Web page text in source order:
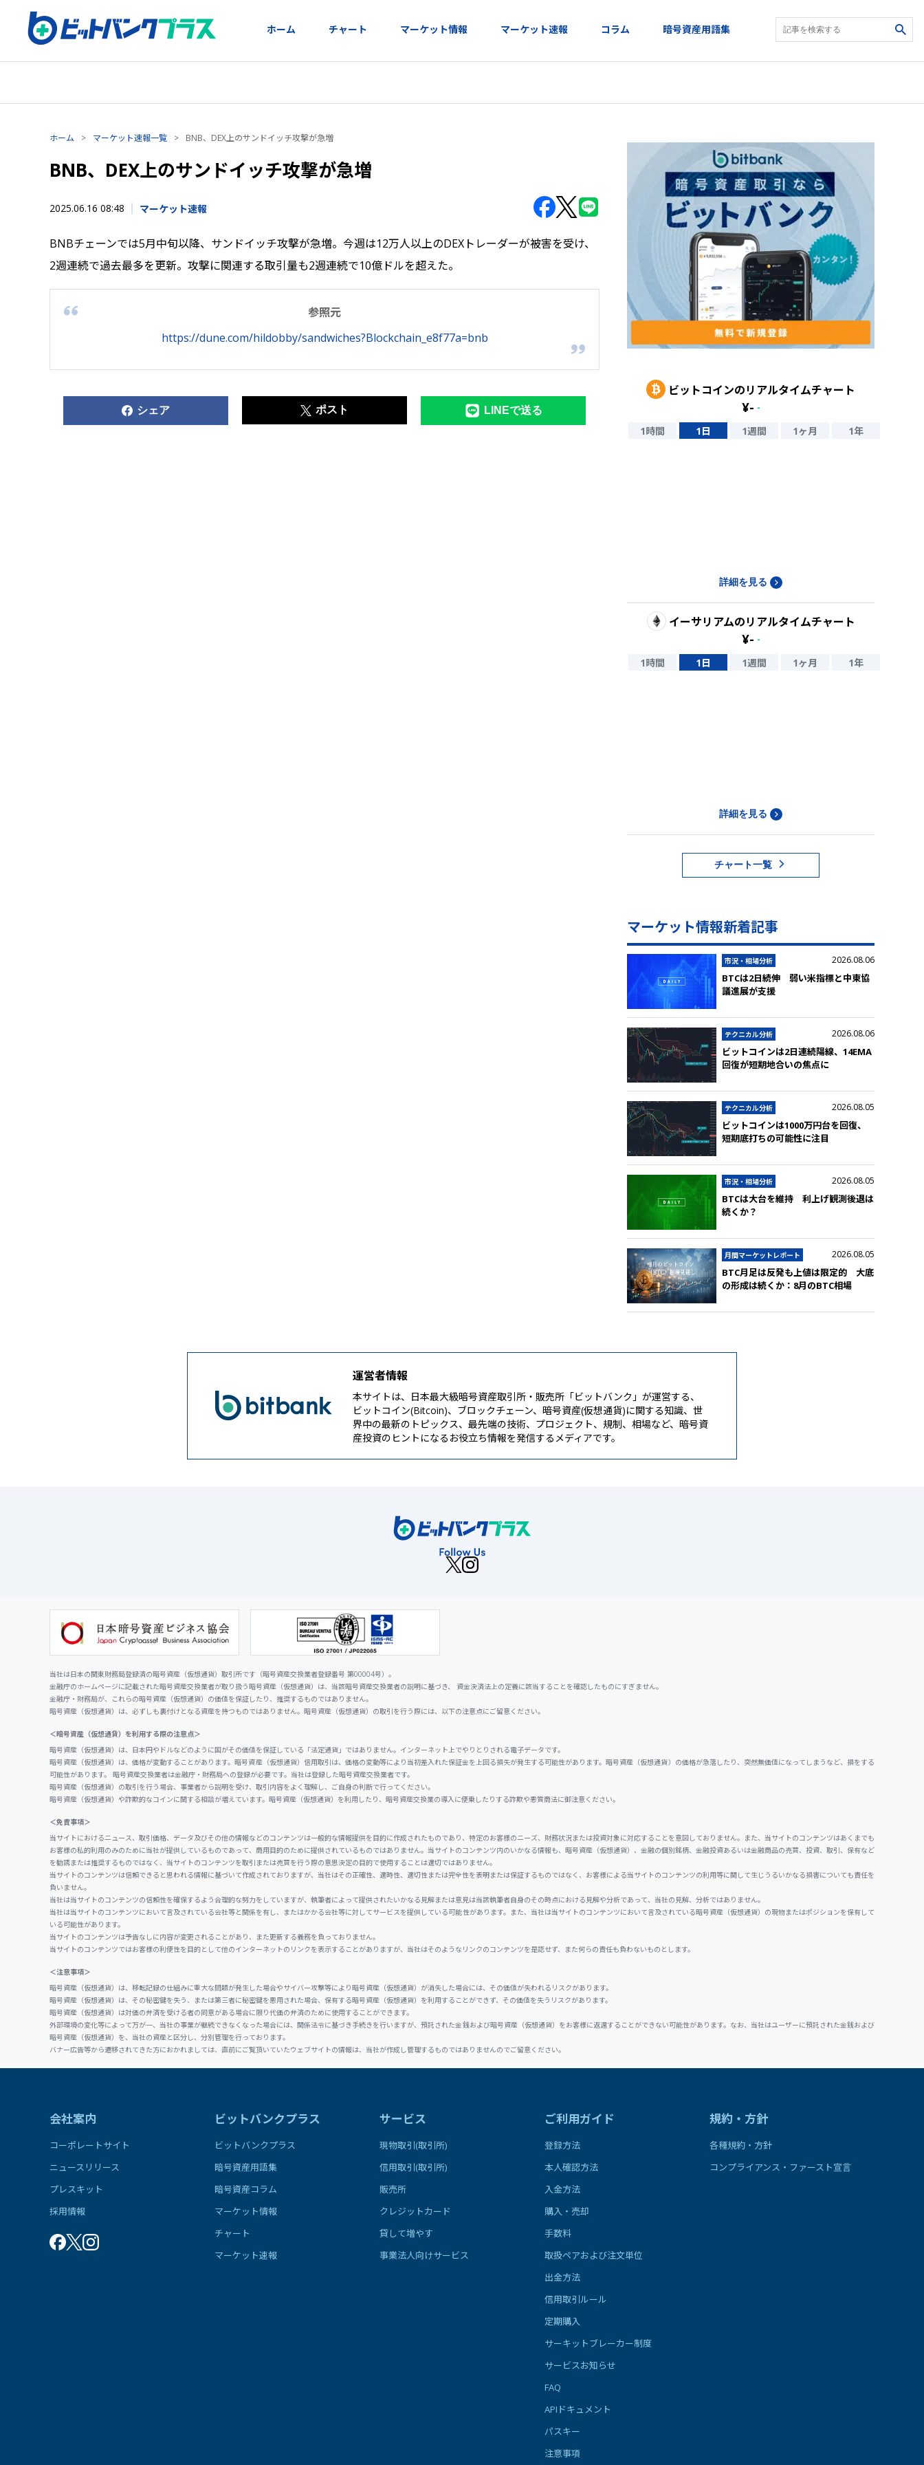
ホーム チャート マーケット情報 マーケット速報 コラム 暗号資産用語集
ホーム > マーケット速報一覧 > BNB、DEX上のサンドイッチ攻撃が急増
BNB、DEX上のサンドイッチ攻撃が急増
2025.06.16 08:48 マーケット速報
BNBチェーンでは5月中旬以降、サンドイッチ攻撃が急増。今週は12万人以上のDEXトレーダーが被害を受け、
2週連続で過去最多を更新。攻撃に関連する取引量も2週連続で10億ドルを超えた。
参照元
https://dune.com/hildobby/sandwiches?Blockchain_e8f77a=bnb
シェア ポスト LINEで送る
ビットコインのリアルタイムチャート
¥- -
1時間 1日 1週間 1ヶ月 1年
詳細を見る
イーサリアムのリアルタイムチャート
¥- -
1時間 1日 1週間 1ヶ月 1年
詳細を見る
チャート一覧
マーケット情報新着記事
市況・相場分析 2026.08.06
BTCは2日続伸 弱い米指標と中東協
議進展が支援
テクニカル分析 2026.08.06
ビットコインは2日連続陽線、14EMA
回復が短期地合いの焦点に
テクニカル分析 2026.08.05
ビットコインは1000万円台を回復、
短期底打ちの可能性に注目
市況・相場分析 2026.08.05
BTCは大台を維持 利上げ観測後退は
続くか？
月間マーケットレポート 2026.08.05
BTC月足は反発も上値は限定的 大底
の形成は続くか：8月のBTC相場
運営者情報
本サイトは、日本最大級暗号資産取引所・販売所「ビットバンク」が運営する、
ビットコイン(Bitcoin)、ブロックチェーン、暗号資産(仮想通貨)に関する知識、世
界中の最新のトピックス、最先端の技術、プロジェクト、規制、相場など、暗号資
産投資のヒントになるお役立ち情報を発信するメディアです。
当社は日本の関東財務局登録済の暗号資産（仮想通貨）取引所です（暗号資産交換業者登録番号 第00004号）。
金融庁のホームページに記載された暗号資産交換業者が取り扱う暗号資産（仮想通貨）は、当該暗号資産交換業者の説明に基づき、 資金決済法上の定義に該当することを確認したものにすぎません。
金融庁・財務局が、これらの暗号資産（仮想通貨）の価値を保証したり、推奨するものではありません。
暗号資産（仮想通貨）は、必ずしも裏付けとなる資産を持つものではありません。暗号資産（仮想通貨）の取引を行う際には、以下の注意点にご留意ください。
＜暗号資産（仮想通貨）を利用する際の注意点＞
暗号資産（仮想通貨）は、日本円やドルなどのように国がその価値を保証している「法定通貨」ではありません。インターネット上でやりとりされる電子データです。
暗号資産（仮想通貨）は、価格が変動することがあります。暗号資産（仮想通貨）信用取引は、価格の変動等により当初差入れた保証金を上回る損失が発生する可能性があります。暗号資産（仮想通貨）の価格が急落したり、突然無価値になってしまうなど、損をする
可能性があります。 暗号資産交換業者は金融庁・財務局への登録が必要です。当社は登録した暗号資産交換業者です。
暗号資産（仮想通貨）の取引を行う場合、事業者から説明を受け、取引内容をよく理解し、ご自身の判断で行ってください。
暗号資産（仮想通貨）や詐欺的なコインに関する相談が増えています。暗号資産（仮想通貨）を利用したり、暗号資産交換業の導入に便乗したりする詐欺や悪質商法に御注意ください。
＜免責事項＞
当サイトにおけるニュース、取引価格、データ及びその他の情報などのコンテンツは一般的な情報提供を目的に作成されたものであり、特定のお客様のニーズ、財務状況または投資対象に対応することを意図しておりません。また、当サイトのコンテンツはあくまでも
お客様の私的利用のみのために当社が提供しているものであって、商用目的のために提供されているものではありません。当サイトのコンテンツ内のいかなる情報も、暗号資産（仮想通貨）、金融の個別銘柄、金融投資あるいは金融商品の売買、投資、取引、保有など
を勧誘または推奨するものではなく、当サイトのコンテンツを取引または売買を行う際の意思決定の目的で使用することは適切ではありません。
当サイトのコンテンツは信頼できると思われる情報に基づいて作成されておりますが、当社はその正確性、適時性、適切性または完全性を表明または保証するものではなく、お客様による当サイトのコンテンツの利用等に関して生じうるいかなる損害についても責任を
負いません。
当社は当サイトのコンテンツの信頼性を確保するよう合理的な努力をしていますが、執筆者によって提供されたいかなる見解または意見は当該執筆者自身のその時点における見解や分析であって、当社の見解、分析ではありません。
当社は当サイトのコンテンツにおいて言及されている会社等と関係を有し、またはかかる会社等に対してサービスを提供している可能性があります。また、当社は当サイトのコンテンツにおいて言及されている暗号資産（仮想通貨）の現物またはポジションを保有して
いる可能性があります。
当サイトのコンテンツは予告なしに内容が変更されることがあり、また更新する義務を負っておりません。
当サイトのコンテンツではお客様の利便性を目的として他のインターネットのリンクを表示することがありますが、当社はそのようなリンクのコンテンツを是認せず、また何らの責任も負わないものとします。
＜注意事項＞
暗号資産（仮想通貨）は、移転記録の仕組みに重大な問題が発生した場合やサイバー攻撃等により暗号資産（仮想通貨）が消失した場合には、その価値が失われるリスクがあります。
暗号資産（仮想通貨）は、その秘密鍵を失う、または第三者に秘密鍵を悪用された場合、保有する暗号資産（仮想通貨）を利用することができず、その価値を失うリスクがあります。
暗号資産（仮想通貨）は対価の弁済を受ける者の同意がある場合に限り代価の弁済のために使用することができます。
外部環境の変化等によって万が一、当社の事業が継続できなくなった場合には、関係法令に基づき手続きを行いますが、預託された金銭および暗号資産（仮想通貨）をお客様に返還することができない可能性があります。なお、当社はユーザーに預託された金銭および
暗号資産（仮想通貨）を、当社の資産と区分し、分別管理を行っております。
バナー広告等から遷移されてきた方におかれましては、直前にご覧頂いていたウェブサイトの情報は、当社が作成し管理するものではありませんのでご留意ください。
会社案内
コーポレートサイト
ニュースリリース
プレスキット
採用情報
ビットバンクプラス
ビットバンクプラス
暗号資産用語集
暗号資産コラム
マーケット情報
チャート
マーケット速報
サービス
現物取引(取引所)
信用取引(取引所)
販売所
クレジットカード
貸して増やす
事業法人向けサービス
ご利用ガイド
登録方法
本人確認方法
入金方法
購入・売却
手数料
取扱ペアおよび注文単位
出金方法
信用取引ルール
定期購入
サーキットブレーカー制度
サービスお知らせ
FAQ
APIドキュメント
パスキー
注意事項
規約・方針
各種規約・方針
コンプライアンス・ファースト宣言